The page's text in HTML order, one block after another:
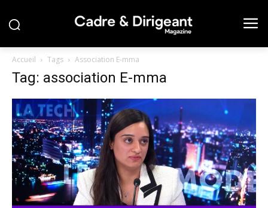
Accueil Tags Association E-mma
Tag: association E-mma